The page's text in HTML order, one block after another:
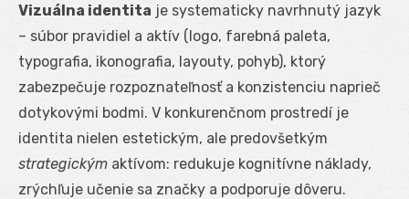
Vizuálna identita je systematicky navrhnutý jazyk
– súbor pravidiel a aktív (logo, farebná paleta,
typografia, ikonografia, layouty, pohyb), ktorý
zabezpečuje rozpoznateľnosť a konzistenciu naprieč
dotykovými bodmi. V konkurenčnom prostredí je
identita nielen estetickým, ale predovšetkým
strategickým aktívom: redukuje kognitívne náklady,
zrýchľuje učenie sa značky a podporuje dôveru.